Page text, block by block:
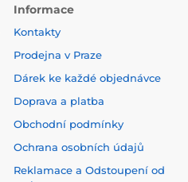
Informace
Kontakty
Prodejna v Praze
Dárek ke každé objednávce
Doprava a platba
Obchodní podmínky
Ochrana osobních údajů
Reklamace a Odstoupení od